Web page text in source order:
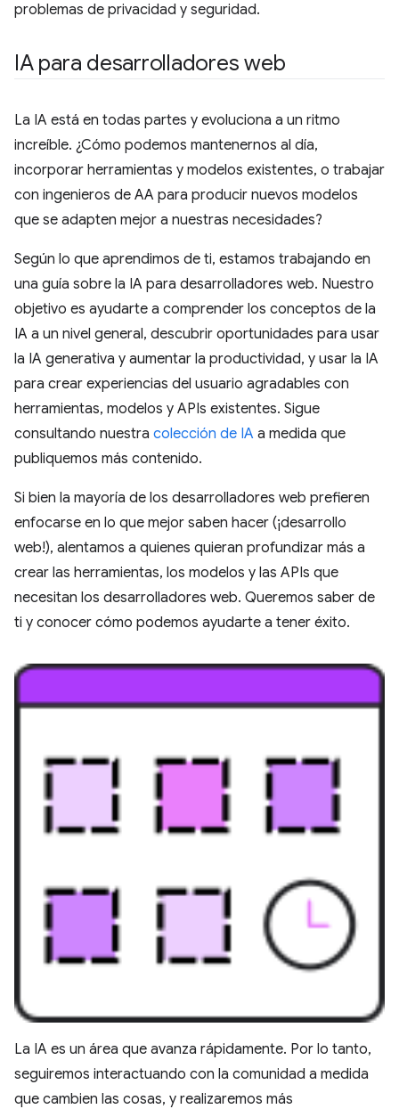
problemas de privacidad y seguridad.
IA para desarrolladores web
La IA está en todas partes y evoluciona a un ritmo
increíble. ¿Cómo podemos mantenernos al día,
incorporar herramientas y modelos existentes, o trabajar
con ingenieros de AA para producir nuevos modelos
que se adapten mejor a nuestras necesidades?
Según lo que aprendimos de ti, estamos trabajando en
una guía sobre la IA para desarrolladores web. Nuestro
objetivo es ayudarte a comprender los conceptos de la
IA a un nivel general, descubrir oportunidades para usar
la IA generativa y aumentar la productividad, y usar la IA
para crear experiencias del usuario agradables con
herramientas, modelos y APIs existentes. Sigue
consultando nuestra colección de IA a medida que
publiquemos más contenido.
Si bien la mayoría de los desarrolladores web prefieren
enfocarse en lo que mejor saben hacer (¡desarrollo
web!), alentamos a quienes quieran profundizar más a
crear las herramientas, los modelos y las APIs que
necesitan los desarrolladores web. Queremos saber de
ti y conocer cómo podemos ayudarte a tener éxito.
La IA es un área que avanza rápidamente. Por lo tanto,
seguiremos interactuando con la comunidad a medida
que cambien las cosas, y realizaremos más